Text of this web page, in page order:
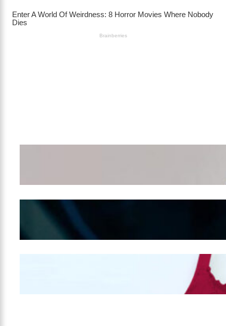
Wanita Pamer Pakaian
Kepribadian
Mengintip Kepribadian
Wanita Dari Warna Bra